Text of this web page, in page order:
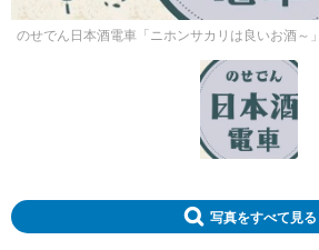
のせでん日本酒電車「ニホンサカリは良いお酒～」
写真をすべて見る